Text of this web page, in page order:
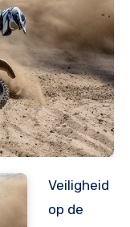
Veiligheid
op de